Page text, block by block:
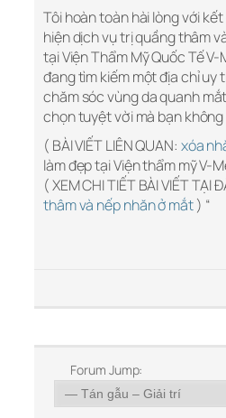
Tôi hoàn toàn hài lòng với
hiện dịch vụ trị quầng thâm
tại Viện Thẩm Mỹ Quốc Tế
đang tìm kiếm một địa chỉ uy
chăm sóc vùng da quanh
chọn tuyệt vời mà bạn không
( BÀI VIẾT LIÊN QUAN: xóa
làm đẹp tại Viện thẩm mỹ V-
( XEM CHI TIẾT BÀI VIẾT TẠI
thâm và nếp nhăn ở mắt) “
Forum Jump: